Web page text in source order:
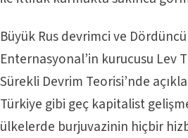
Büyük Rus devrimci ve Dördüncü
Enternasyonal’in kurucusu Lev
Sürekli Devrim Teorisi’nde
Türkiye gibi geç kapitalist
ülkelerde burjuvazinin hiçbir